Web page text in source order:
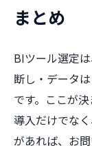
まとめ
BIツール選定
断し・データ
です。ここが
導入だけでな
があれば、お問